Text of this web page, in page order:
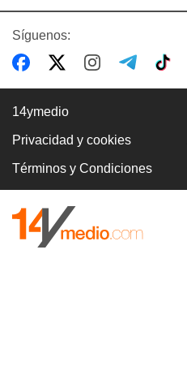
Síguenos:
14ymedio
Privacidad y cookies
Términos y Condiciones